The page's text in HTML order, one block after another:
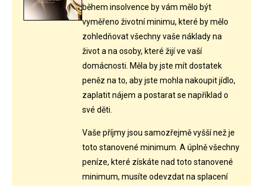
během insolvence by vám mělo být
vyměřeno životní minimu, které by mělo
zohledňovat všechny vaše náklady na
život a na osoby, které žijí ve vaší
domácnosti. Měla by jste mít dostatek
peněz na to, aby jste mohla nakoupit jídlo,
zaplatit nájem a postarat se například o
své děti.
Vaše příjmy jsou samozřejmě vyšší než je
toto stanovené minimum. A úplně všechny
peníze, které získáte nad toto stanovené
minimum, musíte odevzdat na splacení